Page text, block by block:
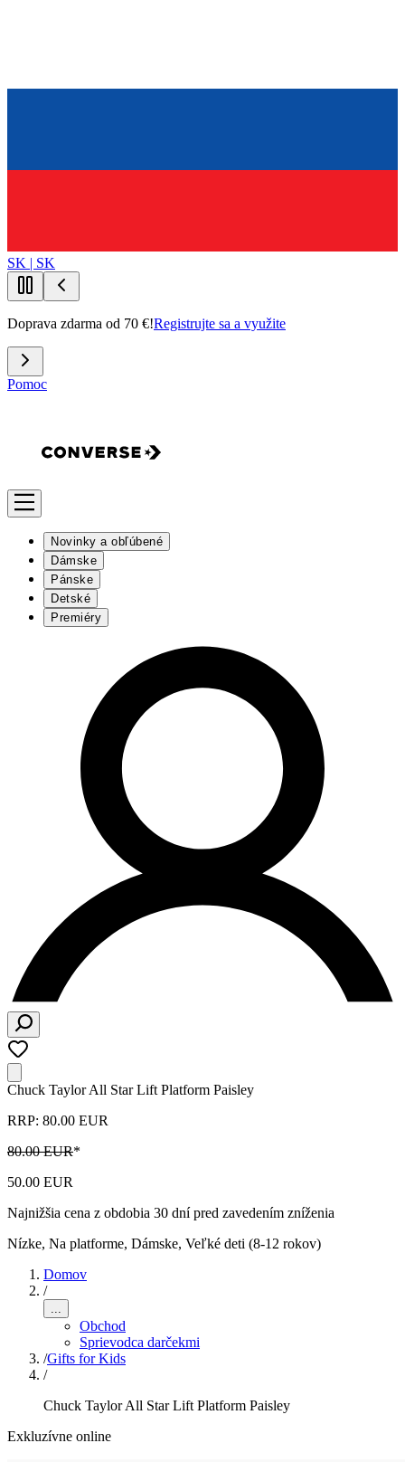
SK | SK
Doprava zdarma od 70 €!Registrujte sa a využite
Pomoc
Novinky a obľúbené
Dámske
Pánske
Detské
Premiéry
Chuck Taylor All Star Lift Platform Paisley
RRP: 80.00 EUR
80.00 EUR*
50.00 EUR
Najnižšia cena z obdobia 30 dní pred zavedením zníženia
Nízke, Na platforme, Dámske, Veľké deti (8-12 rokov)
Domov
/
...
Obchod
Sprievodca darčekmi
/Gifts for Kids
/
Chuck Taylor All Star Lift Platform Paisley
Exkluzívne online